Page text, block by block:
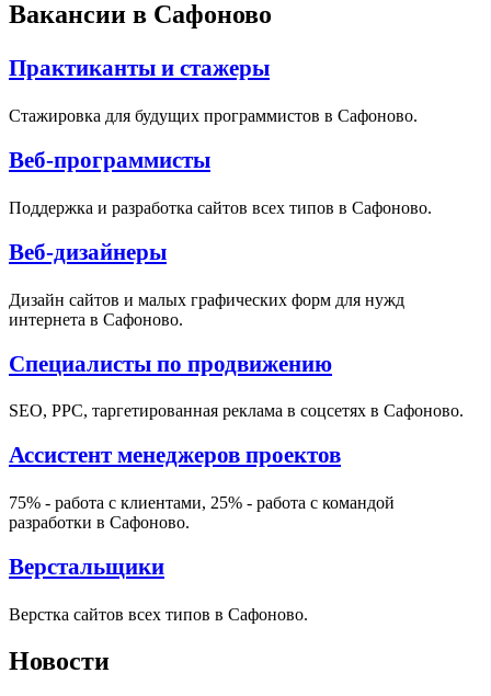
Вакансии в Сафоново
Практиканты и стажеры
Стажировка для будущих программистов в Сафоново.
Веб-программисты
Поддержка и разработка сайтов всех типов в Сафоново.
Веб-дизайнеры
Дизайн сайтов и малых графических форм для нужд
интернета в Сафоново.
Специалисты по продвижению
SEO, PPC, таргетированная реклама в соцсетях в Сафоново.
Ассистент менеджеров проектов
75% - работа с клиентами, 25% - работа с командой
разработки в Сафоново.
Верстальщики
Верстка сайтов всех типов в Сафоново.
Новости